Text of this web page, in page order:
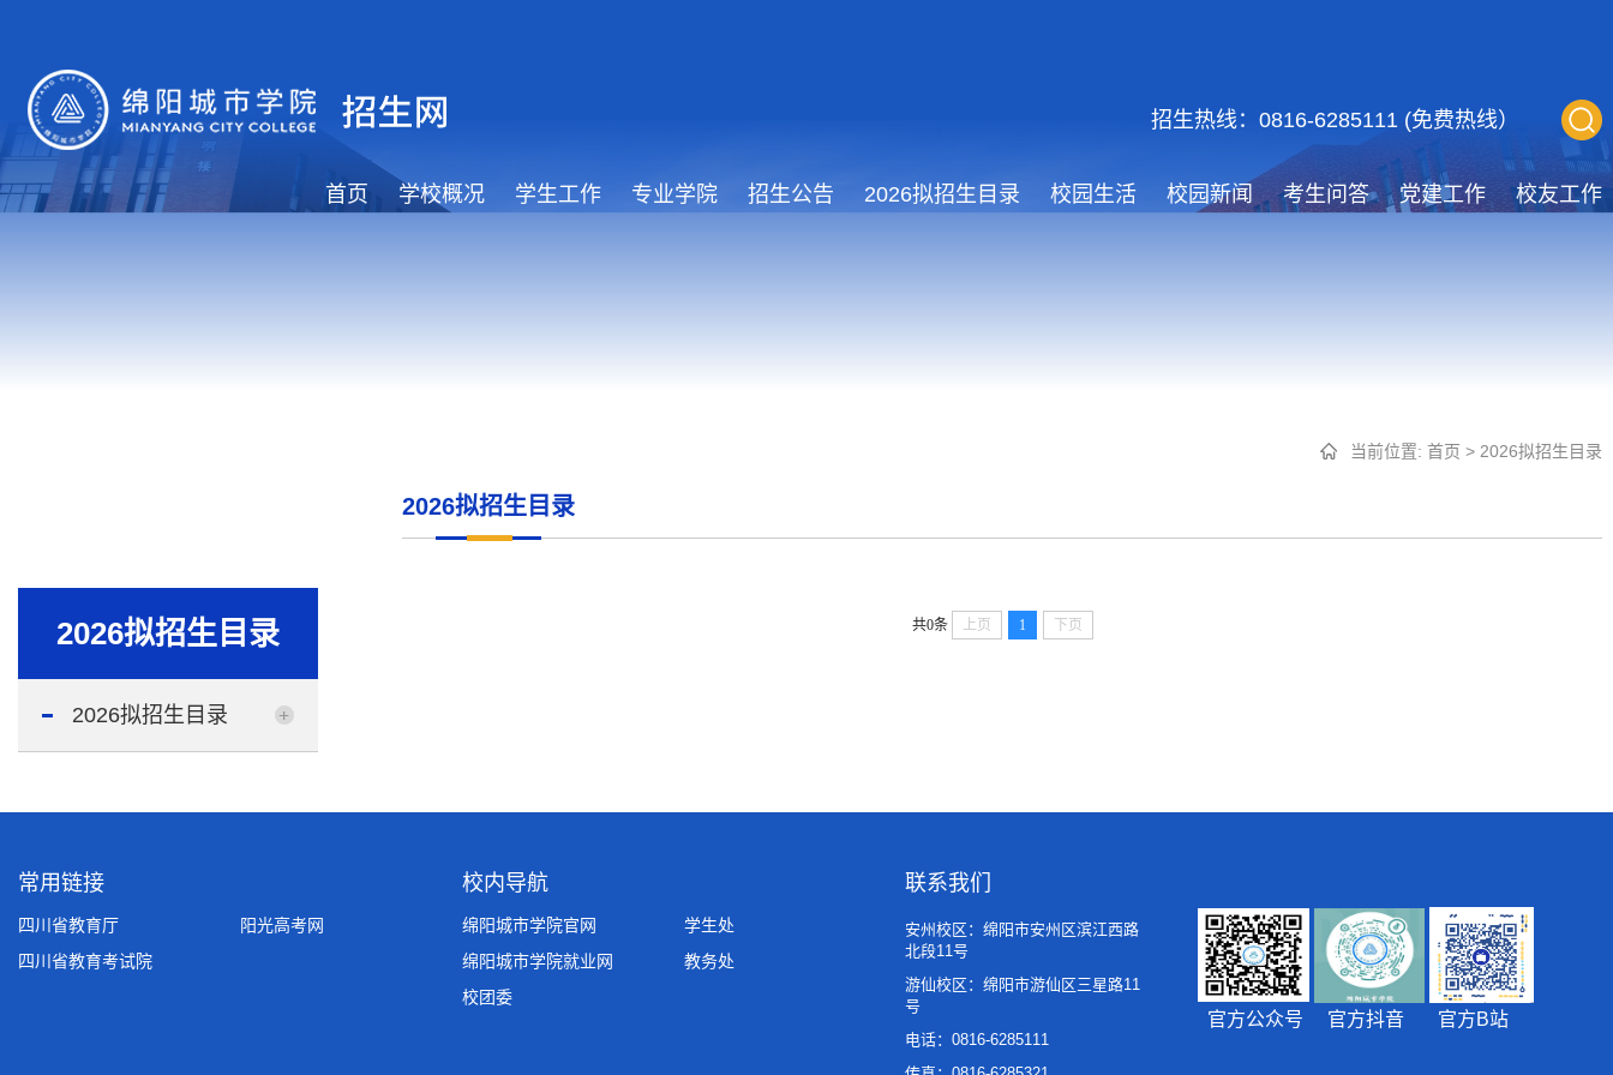
招生热线：0816-6285111 (免费热线）
首页 学校概况 学生工作 专业学院 招生公告 2026拟招生目录 校园生活 校园新闻 考生问答 党建工作 校友工作
2026拟招生目录
2026拟招生目录
2026拟招生目录
当前位置: 首页 > 2026拟招生目录
共0条 上页 1 下页
常用链接
四川省教育厅
阳光高考网
四川省教育考试院
校内导航
绵阳城市学院官网
学生处
绵阳城市学院就业网
教务处
校团委
联系我们
安州校区：绵阳市安州区滨江西路
北段11号
游仙校区：绵阳市游仙区三星路11
号
电话：0816-6285111
官方公众号 官方抖音 官方B站